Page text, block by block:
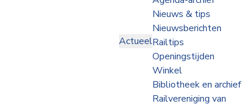
Actueel
Nieuws & tips
Nieuwsberichten
Railtips
Openingstijden
Winkel
Bibliotheek en archief
Railvereniging van